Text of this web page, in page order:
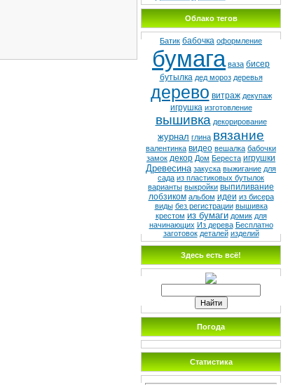
Облако тегов
Батик бабочка оформление
бумага ваза бисер
бутылка дед мороз деревья
дерево витраж декупаж
игрушка изготовление
вышивка декорирование
журнал глина вязание
валентинка видео вешалка бабочки
замок декор Дом Береста игрушки
Древесина закуска выжигание для
сада из пластиковых бутылок
варианты выкройки выпиливание
лобзиком альбом идеи из бисера
виды без регистрации вышивка
крестом из бумаги домик для
начинающих Из дерева Бесплатно
заготовок деталей изделий
Здесь есть всё!
Погода
Статистика